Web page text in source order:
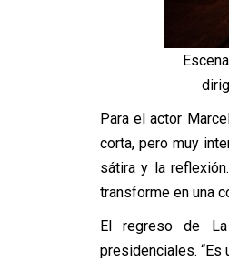
Para el actor
corta, pero muy
sátira y la
transforme en una
El regreso de
presidenciales. “Es